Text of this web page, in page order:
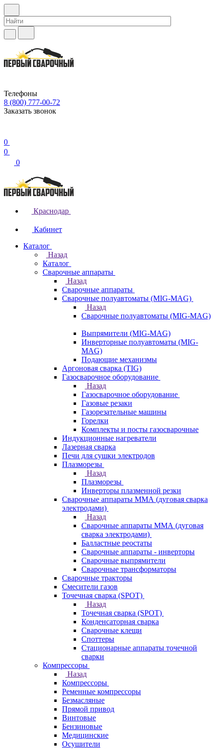
Телефоны
8 (800) 777-00-72
Заказать звонок
0
0
0
Краснодар
Кабинет
Каталог
Назад
Каталог
Сварочные аппараты
Назад
Сварочные аппараты
Сварочные полуавтоматы (MIG-MAG)
Назад
Сварочные полуавтоматы (MIG-MAG)
Выпрямители (MIG-MAG)
Инверторные полуавтоматы (MIG-
MAG)
Подающие механизмы
Аргоновая сварка (TIG)
Газосварочное оборудование
Назад
Газосварочное оборудование
Газовые резаки
Газорезательные машины
Горелки
Комплекты и посты газосварочные
Индукционные нагреватели
Лазерная сварка
Печи для сушки электродов
Плазморезы
Назад
Плазморезы
Инверторы плазменной резки
Сварочные аппараты ММА (дуговая сварка
электродами)
Назад
Сварочные аппараты ММА (дуговая
сварка электродами)
Балластные реостаты
Сварочные аппараты - инверторы
Сварочные выпрямители
Сварочные трансформаторы
Сварочные тракторы
Смесители газов
Точечная сварка (SPOT)
Назад
Точечная сварка (SPOT)
Конденсаторная сварка
Сварочные клещи
Споттеры
Стационарные аппараты точечной
сварки
Компрессоры
Назад
Компрессоры
Ременные компрессоры
Безмасляные
Прямой привод
Винтовые
Бензиновые
Медицинские
Осушители